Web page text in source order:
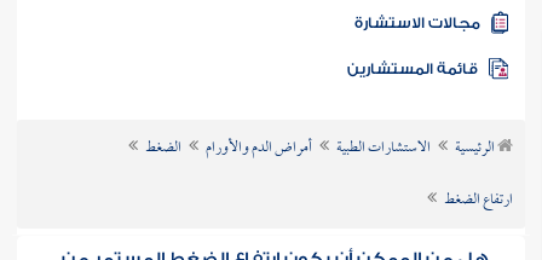
سؤالك
الاستشارة
الرئيسية الاستشارات الطبية أمراض الدم والأورام
الضغط
ارتفاع الضغط